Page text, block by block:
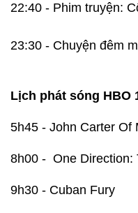
22:40 - Phim truyện:
23:30 - Chuyện đêm
Lịch phát sóng HBO
5h45 - John Carter Of
8h00 - One Direction:
9h30 - Cuban Fury